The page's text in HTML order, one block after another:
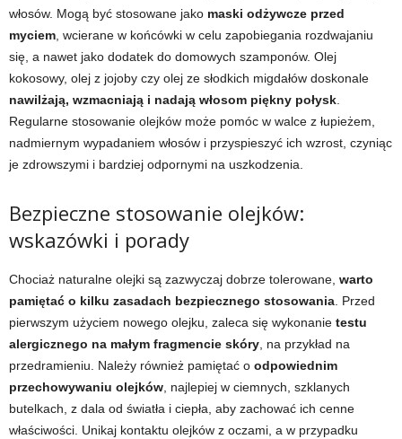
włosów. Mogą być stosowane jako maski odżywcze przed
myciem , wcierane w końcówki w celu zapobiegania rozdwajaniu
się, a nawet jako dodatek do domowych szamponów. Olej
kokosowy, olej z jojoby czy olej ze słodkich migdałów doskonale
nawilżają, wzmacniają i nadają włosom piękny połysk
Regularne stosowanie olejków może pomóc w walce z łupieżem,
nadmiernym wypadaniem włosów i przyspieszyć ich wzrost, czyniąc
je zdrowszymi i bardziej odpornymi na uszkodzenia.
Bezpieczne stosowanie olejków:
wskazówki i porady
Chociaż naturalne olejki są zazwyczaj dobrze tolerowane, warto
pamiętać o kilku zasadach bezpiecznego stosowania . Przed
pierwszym użyciem nowego olejku, zaleca się wykonanie testu
alergicznego na małym fragmencie skóry , na przykład na
przedramieniu. Należy również pamiętać o odpowiednim
przechowywaniu olejków , najlepiej w ciemnych, szklanych
butelkach, z dala od światła i ciepła, aby zachować ich cenne
właściwości. Unikaj kontaktu olejków z oczami, a w przypadku